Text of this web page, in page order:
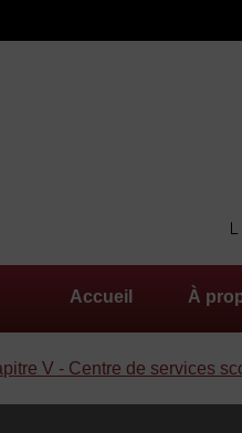
Accueil À
V - Centre de services